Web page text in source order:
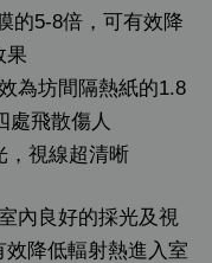
的5-8倍，可有效降
果
為坊間隔熱紙的1.8
處飛散傷人
，視線超清晰
內良好的採光及視
降低輻射熱進入室